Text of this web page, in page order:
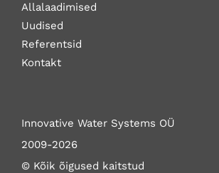
Allalaadimised
Uudised
Referentsid
Kontakt
Innovative Water Systems OÜ
2009-2026
© Kõik õigused kaitstud